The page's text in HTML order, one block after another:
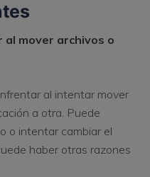
al mover archivos o
al intentar mover
a otra. Puede
o intentar cambiar el
haber otras razones